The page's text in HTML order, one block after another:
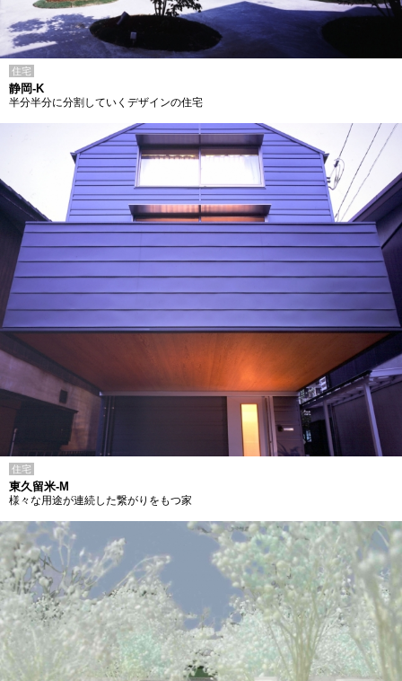
住宅
静岡-K
半分半分に分割していくデザインの住宅
住宅
東久留米-M
様々な用途が連続した繋がりをもつ家